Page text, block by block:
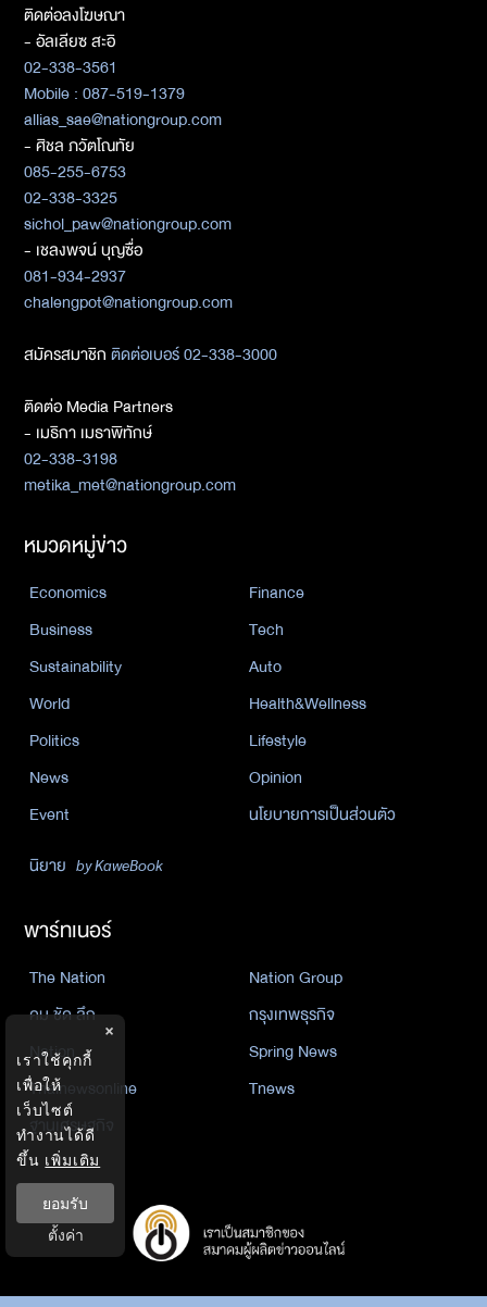
ติดต่อลงโฆษณา
- อัลเลียซ สะอิ
02-338-3561
Mobile : 087-519-1379
allias_sae@nationgroup.com
- ศิชล ภวัตโณทัย
085-255-6753
02-338-3325
sichol_paw@nationgroup.com
- เชลงพจน์ บุญซื่อ
081-934-2937
chalengpot@nationgroup.com
สมัครสมาชิกติดต่อเบอร์ 02-338-3000
ติดต่อ Media Partners
- เมธิกา เมธาพิทักษ์
02-338-3198
metika_met@nationgroup.com
หมวดหมู่ข่าว
Economics
Finance
Business
Tech
Sustainability
Auto
World
Health&Wellness
Politics
Lifestyle
News
Opinion
Event
นโยบายการเป็นส่วนตัว
นิยาย by KaweBook
พาร์ทเนอร์
The Nation
Nation Group
คม ชัด ลึก
กรุงเทพธุรกิจ
Nation
Spring News
Thainewsonline
Tnews
ฐานเศรษฐกิจ
×
เราใช้คุกกี้
เพื่อให้
เว็บไซต์
ทำงานได้ดี
ขึ้น เพิ่มเติม
ยอมรับ
ตั้งค่า